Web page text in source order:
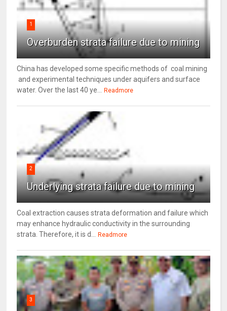
1
Overburden strata failure due to mining
China has developed some specific methods of coal mining
and experimental techniques under aquifers and surface
water. Over the last 40 ye... Readmore
2
Underlying strata failure due to mining
Coal extraction causes strata deformation and failure which
may enhance hydraulic conductivity in the surrounding
strata. Therefore, it is d... Readmore
3